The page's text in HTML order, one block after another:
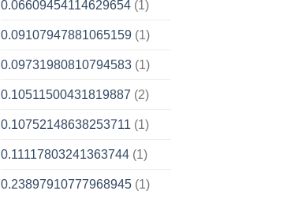
0.06609454114629654(1)
0.09107947881065159(1)
0.09731980810794583(1)
0.10511500431819887 (2)
0.10752148638253711 (1)
0.11117803241363744(1)
0.23897910777968945(1)